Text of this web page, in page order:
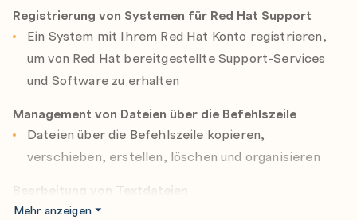
Überblick über den Kursinhalt:
Verwaltung von Nutzenden, Gruppen und
Berechtigungen
Verwaltung von Paketen mit einer neuen Repository-
Struktur und AppStream-Modulen
Verwendung und Verwaltung von Desktop-Software
mit Flatpak
Konfiguration von Netzwerkdiensten und -sicherheit
Registrierung von Systemen für Red Hat Support
Ein System mit Ihrem Red Hat Konto registrieren,
um von Red Hat bereitgestellte Support-Services
und Software zu erhalten
Management von Dateien über die Befehlszeile
Dateien über die Befehlszeile kopieren,
verschieben, erstellen, löschen und organisieren
Bearbeitung von Textdateien
Textdateien über die Befehlszeile erstellen, ansehen
Mehr anzeigen